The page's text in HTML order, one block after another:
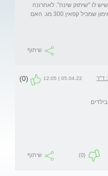
טוען שיש לו "שיתוק שינה". לאחרונה
התחיל להשתמש בתוסף קדם אימון שמכיל קפאין 300 מג. האם
שיתוף
ד"ר
05.04.22 | 12:05
(0)
(0) שיתוף